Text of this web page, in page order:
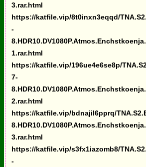
3.rar.html
https://katfile.vip/8t0inxn3eqqd/
-
1.rar.html
https://katfile.vip/196ue4e6se8p/
7-
2.rar.html
https://katfile.vip/bdnajil6pprq/
3.rar.html
https://katfile.vip/s3fx1iazomb8/
-